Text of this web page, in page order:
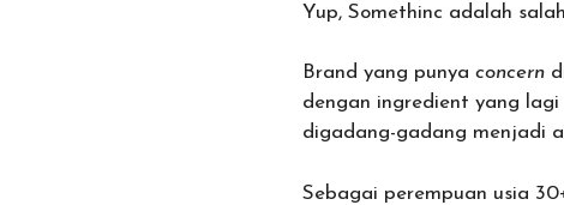
Yup, Somethinc adalah
Brand yang punya concern
dengan ingredient yang lagi
digadang-gadang menjadi
Sebagai perempuan usia